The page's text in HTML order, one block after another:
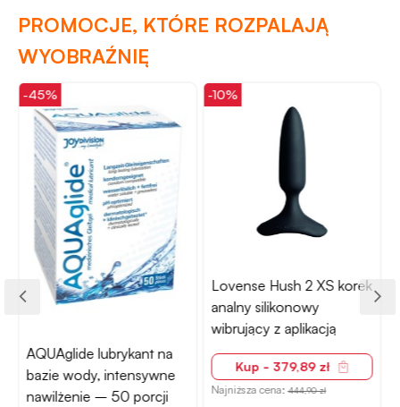
PROMOCJE, KTÓRE ROZPALAJĄ
WYOBRAŹNIĘ
-45%
AQUAglide lubrykant na
bazie wody, intensywne
nawilżenie – 50 porcji
-10%
Lovense Hush 2 XS korek
analny silikonowy
wibrujący z aplikacją
Kup - 379,89 zł
Najniższa cena:444,90 zł